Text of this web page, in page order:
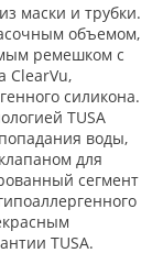
маски и трубки.
объемом,
ремешком с
ClearVu,
силикона.
TUSA
воды,
для
сегмент
TUSA.